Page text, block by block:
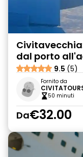
dal porto
9.5 (5)
Fornito da
50 minuti
Da€32.00